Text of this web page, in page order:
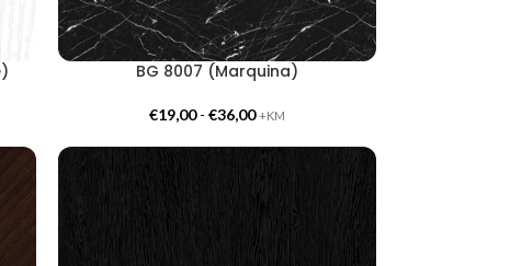
BG 8007 (Marquina)
€19,00-€36,00 +KM